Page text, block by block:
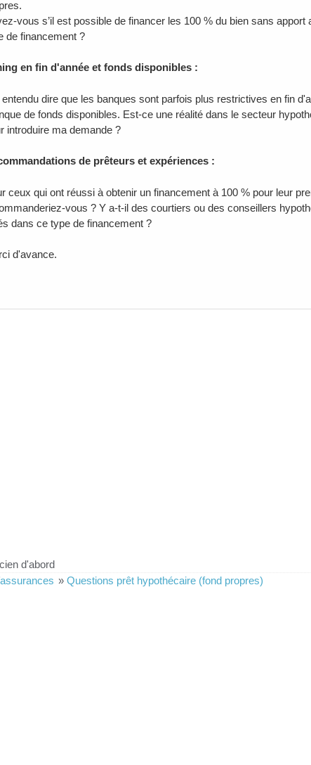
vous s’il est possible de financer les 100 % du bien sans
de financement ?
en fin d'année et fonds disponibles :
dire que les banques sont parfois plus restrictives en fin
de fonds disponibles. Est-ce une réalité dans le secteur
introduire ma demande ?
de prêteurs et expériences :
ceux qui ont réussi à obtenir un financement à 100 % pour leur
vous ? Y a-t-il des courtiers ou des conseillers
dans ce type de financement ?
d'avance.
d'abord
» Questions prêt hypothécaire (fond propres)